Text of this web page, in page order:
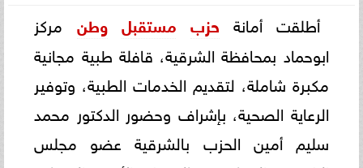
أطلقت أمانة حزب مستقبل وطن مركز
ابوحماد بمحافظة الشرقية، قافلة طبية مجانية
مكبرة شاملة، لتقديم الخدمات الطبية، وتوفير
الرعاية الصحية، بإشراف وحضور الدكتور محمد
سليم أمين الحزب بالشرقية عضو مجلس